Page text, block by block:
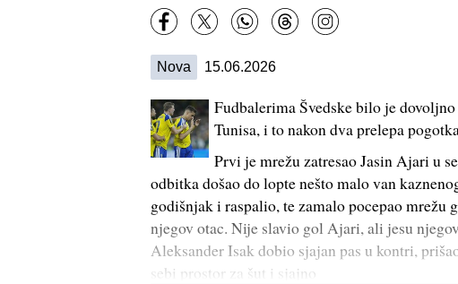
Nova 15.06.2026
Fudbalerima Švedske bilo je
Tunisa, i to nakon dva prelepa
Prvi je mrežu zatresao Jasin Ajari u
odbitka došao do lopte nešto malo van
godišnjak i raspalio, te zamalo pocepao mrežu
njegov otac. Nije slavio gol Ajari, ali jesu
Aleksander Isak dobio sjajan pas u kontri,
sebi prostor za šut i sjajno